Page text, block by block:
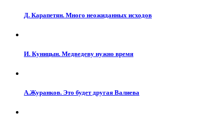
Д. Карапетян. Много неожиданных исходов
И. Куницын. Медведеву нужно время
А.Журанков. Это будет другая Валиева